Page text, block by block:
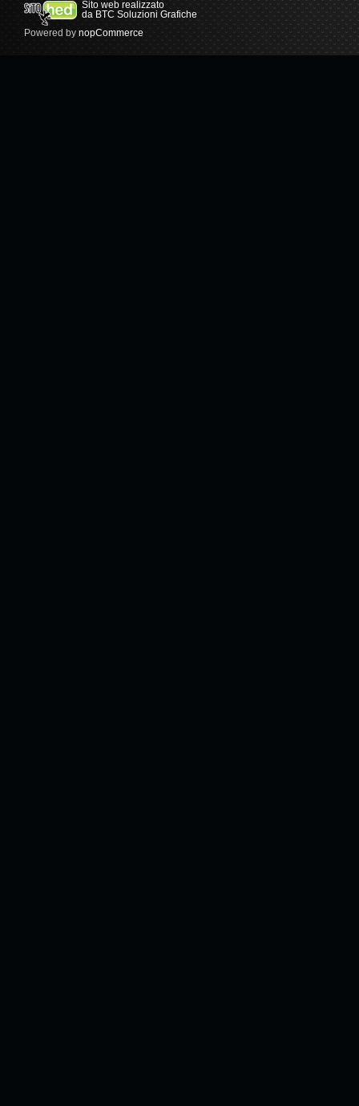
Sito web realizzato
da BTC Soluzioni Grafiche
Powered by nopCommerce